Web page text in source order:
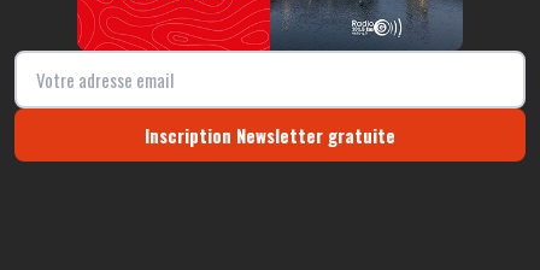
Inscription Newsletter gratuite